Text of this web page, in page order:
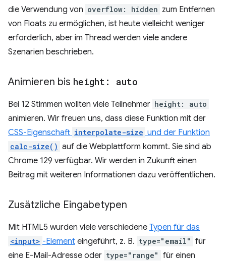
die Verwendung von overflow: hidden zum Entfernen
von Floats zu ermöglichen, ist heute vielleicht weniger
erforderlich, aber im Thread werden viele andere
Szenarien beschrieben.
Animieren bis height: auto
Bei 12 Stimmen wollten viele Teilnehmer height: auto
animieren. Wir freuen uns, dass diese Funktion mit der
CSS-Eigenschaft interpolate-size und der Funktion
calc-size() auf die Webplattform kommt. Sie sind ab
Chrome 129 verfügbar. Wir werden in Zukunft einen
Beitrag mit weiteren Informationen dazu veröffentlichen.
Zusätzliche Eingabetypen
Mit HTML5 wurden viele verschiedene Typen für das
<input> -Element eingeführt, z. B. type="email" für
eine E-Mail-Adresse oder type="range" für einen